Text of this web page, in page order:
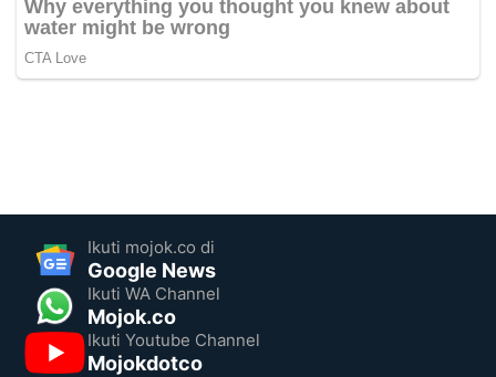
Ikuti mojok.co di
Google News
Ikuti WA Channel
Mojok.co
Ikuti Youtube Channel
Mojokdotco